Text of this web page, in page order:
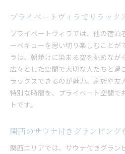
プライベートヴィラでリラック
プライベートヴィラでは、他の宿泊
ーベキューを思い切り楽しむことが
ラは、朝焼けに染まる空を眺めなが
広々とした空間で大切な人たちと過
ラックスできるのが魅力。家族や友
特別な時間を、プライベート空間で
トです。
関西のサウナ付きグランピング
関西エリアでは、サウナ付きグラン